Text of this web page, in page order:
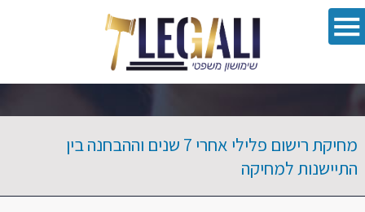
מחיקת רישום פלילי אחרי 7 שנים וההבחנה בין
התיישנות למחיקה